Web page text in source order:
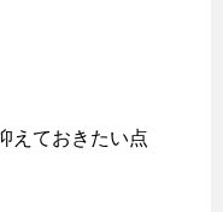
えておきたい点